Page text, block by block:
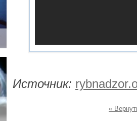
Источник:
«